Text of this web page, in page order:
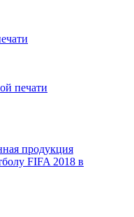
печати
продукция
FIFA 2018 в